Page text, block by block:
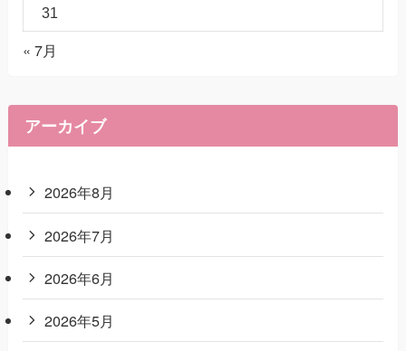
31
« 7月
アーカイブ
2026年8月
2026年7月
2026年6月
2026年5月